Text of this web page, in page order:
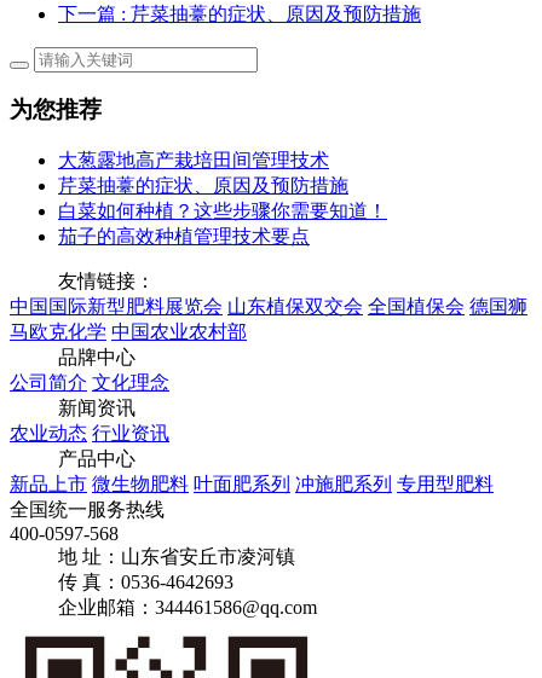
下一篇 : 芹菜抽薹的症状、原因及预防措施
为您推荐
大葱露地高产栽培田间管理技术
芹菜抽薹的症状、原因及预防措施
白菜如何种植？这些步骤你需要知道！
茄子的高效种植管理技术要点
友情链接：
中国国际新型肥料展览会 山东植保双交会 全国植保会 德国狮
马欧克化学 中国农业农村部
品牌中心
公司简介 文化理念
新闻资讯
农业动态 行业资讯
产品中心
新品上市 微生物肥料 叶面肥系列 冲施肥系列 专用型肥料
全国统一服务热线
400-0597-568
地 址：山东省安丘市凌河镇
传 真：0536-4642693
企业邮箱：344461586@qq.com